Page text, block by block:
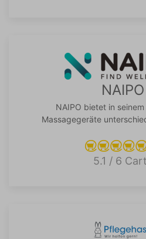
NAIPO
NAIPO bietet in
Massagegeräte
5.1 / 6